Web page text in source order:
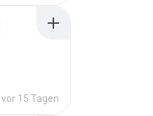
vor 15 Tagen